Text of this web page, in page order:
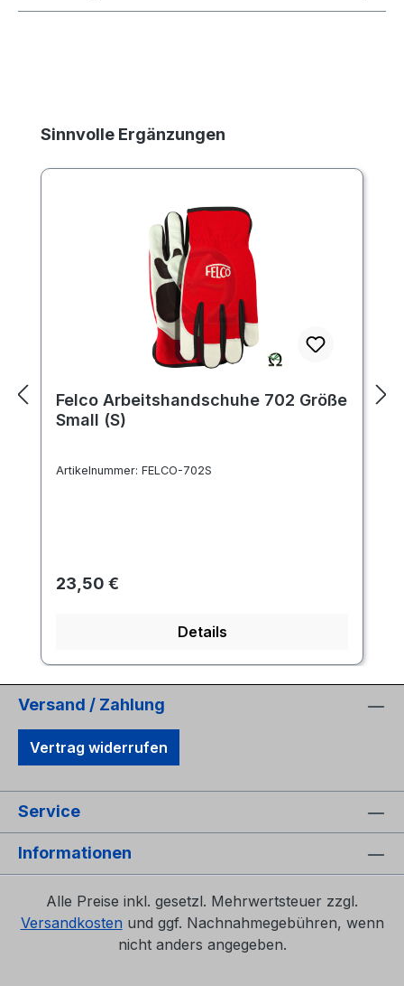
Produktgalerie überspringen
Sinnvolle Ergänzungen
Felco Arbeitshandschuhe 702 Größe
Small (S)
Artikelnummer: FELCO-702S
Regulärer Preis:
23,50 €
Details
Versand / Zahlung
Vertrag widerrufen
Service
Informationen
Alle Preise inkl. gesetzl. Mehrwertsteuer zzgl.
Versandkosten und ggf. Nachnahmegebühren, wenn
nicht anders angegeben.